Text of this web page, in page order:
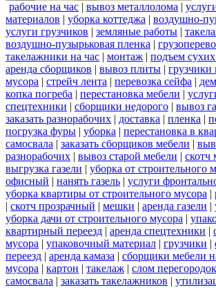
рабочие на час | вывоз металлолома |
материалов | уборка коттеджа | воздушно-
услуги грузчиков | земляные работы |
воздушно-пузырьковая пленка |
такелажники на час | монтаж | подъем
аренда сборщиков | вывоз плиты | грузчики
мусора | стрейч лента | перевозка сейфа |
копка погреба | перестановка мебели |
спецтехники | сборщики недорого | вывоз
заказать разнорабочих | доставка | пленка |
погрузка фуры | уборка | перестановка в
самосвала | заказать сборщиков мебели |
разнорабочих | вывоз старой мебели | скотч
выгрузка газели | уборка от строительного
офисный | нанять газель | услуги
уборка квартиры от строительного мусора |
| скотч прозрачный | мешки | аренда газели |
уборка дачи от строительного мусора |
квартирный переезд | аренда спецтехники |
мусора | упаковочный материал | грузчики |
переезд | аренда камаза | сборщики мебели
мусора | картон | такелаж | слом перегородок
самосвала | заказать такелажников |